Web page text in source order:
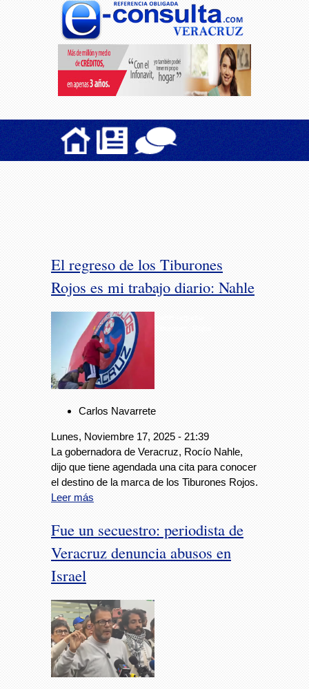
El regreso de los Tiburones
Rojos es mi trabajo diario: Nahle
Carlos Navarrete
Lunes, Noviembre 17, 2025 - 21:39
La gobernadora de Veracruz, Rocío Nahle,
dijo que tiene agendada una cita para conocer
el destino de la marca de los Tiburones Rojos.
Leer más
Fue un secuestro: periodista de
Veracruz denuncia abusos en
Israel